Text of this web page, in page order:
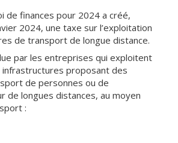
de finances pour 2024 a créé,
2024, une taxe sur l’exploitation
de transport de longue distance.
par les entreprises qui exploitent
infrastructures proposant des
de personnes ou de
de longues distances, au moyen
: